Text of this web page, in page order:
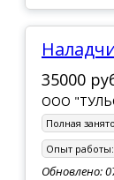
35000
ООО
Полная
Опыт работы:
Обновлено: